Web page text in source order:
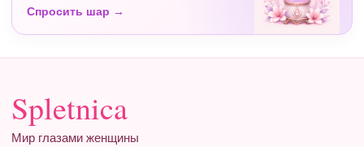
Спросить шар →
Spletnica
Мир глазами женщины